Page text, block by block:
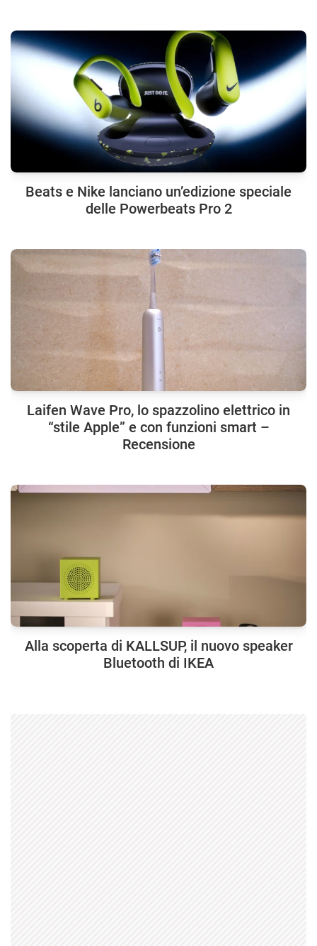
Beats e Nike lanciano un’edizione speciale
delle Powerbeats Pro 2
Laifen Wave Pro, lo spazzolino elettrico in
“stile Apple” e con funzioni smart –
Recensione
Alla scoperta di KALLSUP, il nuovo speaker
Bluetooth di IKEA